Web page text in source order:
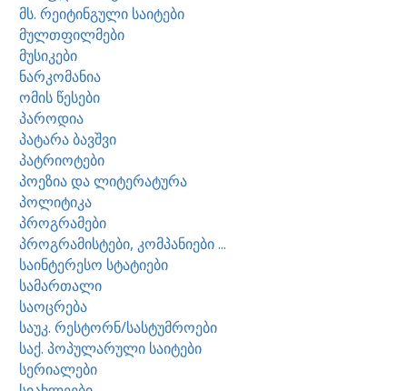
მს. რეიტინგული საიტები
მულთფილმები
მუსიკები
ნარკომანია
ომის წესები
პაროდია
პატარა ბავშვი
პატრიოტები
პოეზია და ლიტერატურა
პოლიტიკა
პროგრამები
პროგრამისტები, კომპანიები ...
საინტერესო სტატიები
სამართალი
საოცრება
საუკ. რესტორნ/სასტუმროები
საქ. პოპულარული საიტები
სერიალები